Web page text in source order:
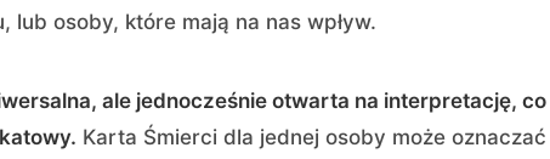
lub osoby, które mają na nas wpływ.
ale jednocześnie otwarta na interpretację,
Karta Śmierci dla jednej osoby może oznaczać